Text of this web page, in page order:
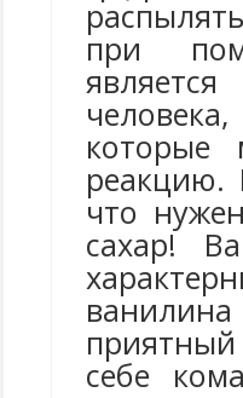
при
которые
реакцию.
что
сахар!
ванилина
себе